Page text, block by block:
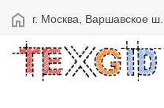
г. Москва, Варшавское